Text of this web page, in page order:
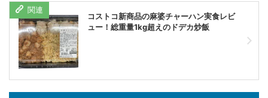
コストコ新商品の麻婆チャーハン実食レビ
ュー！総重量1kg超えのドデカ炒飯